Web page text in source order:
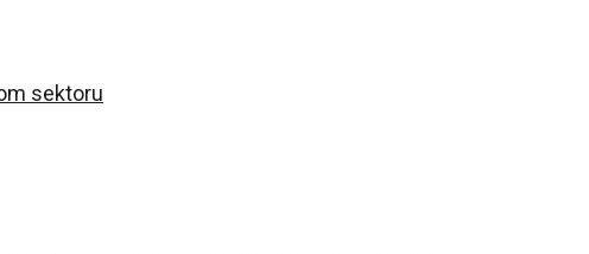
sektoru